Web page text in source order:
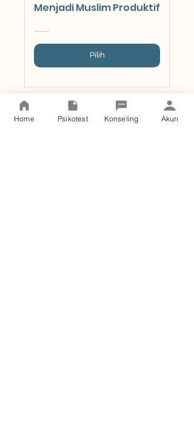
Menjadi Muslim Produktif
Pilih
Tenang dan Percaya Diri
Home Psikotest Konseling Akun